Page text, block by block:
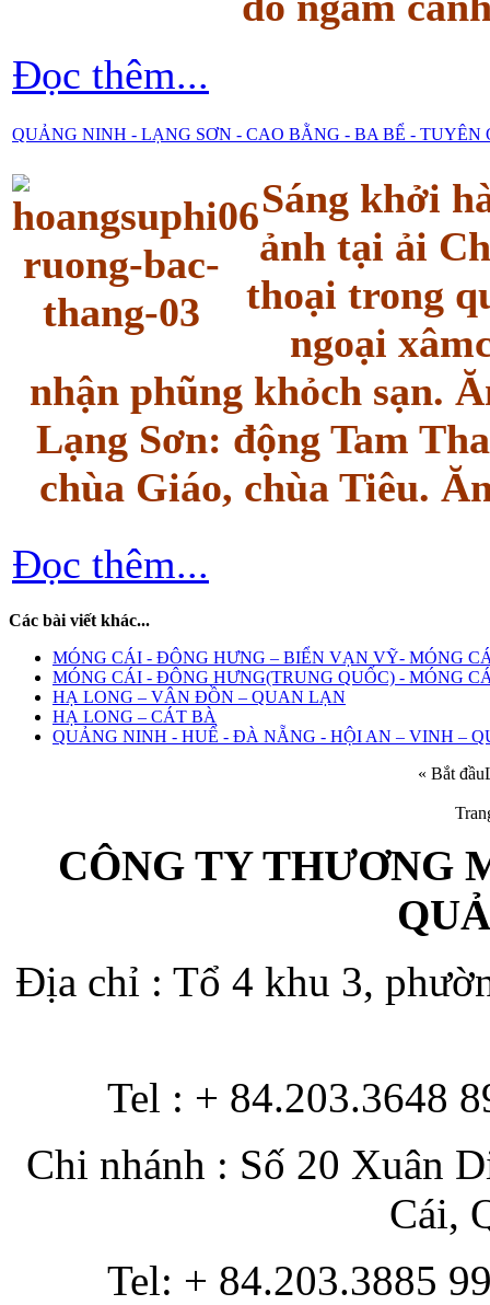
Đọc thêm...
QUẢNG NINH - LẠNG SƠN - CAO BẰNG - BA BỂ -
Sáng khởi
ảnh tại ải
thoại trong
ngoại
nhận phũng khỏch sạn.
Lạng Sơn: động Tam
chùa Giáo, chùa Tiêu.
Đọc thêm...
Các bài viết khác...
MÓNG CÁI - ĐÔNG HƯNG – BIỂN VẠN VỸ- MÓNG
MÓNG CÁI - ĐÔNG HƯNG(TRUNG QUỐC) - MÓNG
HẠ LONG – VÂN ĐỒN – QUAN LẠN
HẠ LONG – CÁT BÀ
QUẢNG NINH - HUẾ - ĐÀ NẴNG - HỘI AN – VINH –
« Bắt đầu
CÔNG TY THƯƠNG
Địa chỉ : Tổ 4 khu 3,
Tel : + 84.203.3648
Chi nhánh : Số 20 Xuân
Cái,
Tel: + 84.203.3885